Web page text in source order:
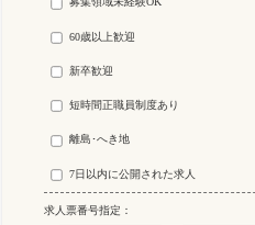
60歳以上歓迎
新卒歓迎
短時間正職員制度あり
離島･へき地
7日以内に公開された求人
求人票番号指定：